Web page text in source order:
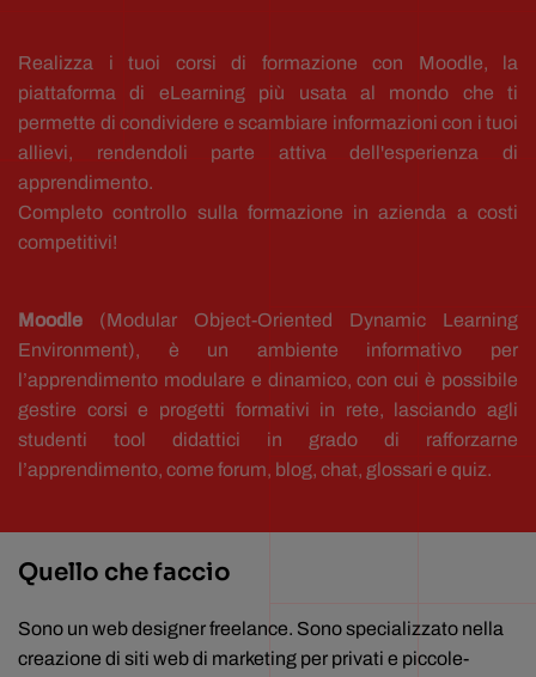
Realizza i tuoi corsi di formazione con Moodle, la
piattaforma di eLearning più usata al mondo che ti
permette di condividere e scambiare informazioni con i tuoi
allievi, rendendoli parte attiva dell'esperienza di
apprendimento.
Completo controllo sulla formazione in azienda a costi
competitivi!
Moodle (Modular Object-Oriented Dynamic Learning
Environment), è un ambiente informativo per
l’apprendimento modulare e dinamico, con cui è possibile
gestire corsi e progetti formativi in rete, lasciando agli
studenti tool didattici in grado di rafforzarne
l’apprendimento, come forum, blog, chat, glossari e quiz.
Quello che faccio
Sono un web designer freelance. Sono specializzato nella
creazione di siti web di marketing per privati e piccole-